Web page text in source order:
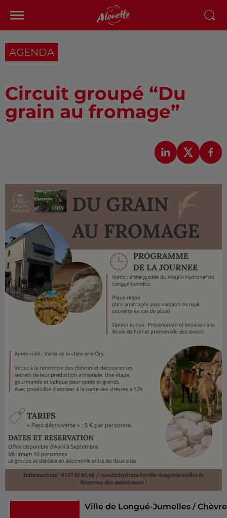
AGENDA
Circuit groupé “Du
grain au fromage”
Ville de Longué-Jumelles /